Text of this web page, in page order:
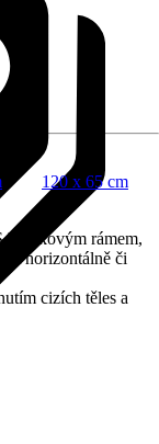
120 x 65 cm
hliníkovým rámem,
horizontálně či
cizích těles a